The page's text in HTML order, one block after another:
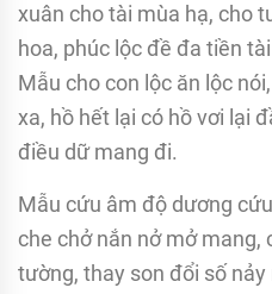
xuân cho tài mùa hạ, cho
hoa, phúc lộc đề đa tiền
Mẫu cho con lộc ăn lộc
xa, hồ hết lại có hồ vơi lại
điều dữ mang đi.
Mẫu cứu âm độ dương
che chở nắn nở mở mang,
tường, thay son đổi số